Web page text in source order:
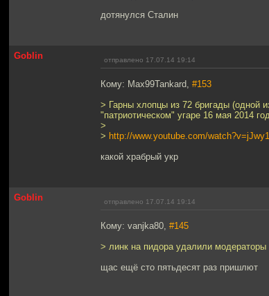
дотянулся Сталин
Goblin отправлено 17.07.14 19:14
Кому: Max99Tankard, #153
> Гарны хлопцы из 72 бригады (одной
"патриотическом" угаре 16 мая 2014
>
> http://www.youtube.com/
какой храбрый укр
Goblin отправлено 17.07.14 19:14
Кому: vanjka80, #145
> линк на пидора удалили модераторы
щас ещё сто пятьдесят раз пришлют